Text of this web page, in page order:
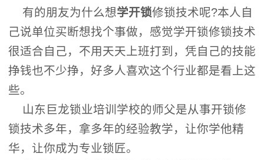
有的朋友为什么想学开锁修锁技术呢?本人自
己说单位买断想找个事做，感觉学开锁修锁技术
很适合自己，不用天天上班打到，凭自己的技能
挣钱也不少挣，好多人喜欢这个行业都是看上这
些。
山东巨龙锁业培训学校的师父是从事开锁修
锁技术多年，拿多年的经验教学，让你学他精
华，让你成为专业锁匠。